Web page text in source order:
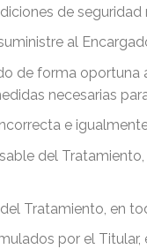
de
al
de forma
necesarias
e
del
Tratamiento, en
por el